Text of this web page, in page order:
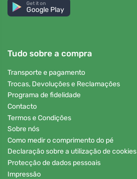
Get it on
Google Play
Tudo sobre a compra
Transporte e pagamento
Trocas, Devoluções e Reclamações
Programa de fidelidade
Contacto
Termos e Condições
Sobre nós
Como medir o comprimento do pé
Declaração sobre a utilização de cookies
Protecção de dados pessoais
Impressão